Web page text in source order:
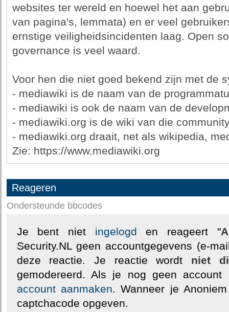
websites ter wereld en hoewel het aan
van pagina's, lemmata) en er veel
ernstige veiligheidsincidenten laag. Open
governance is veel waard.
Voor hen die niet goed bekend zijn met de
- mediawiki is de naam van de
- mediawiki is ook de naam van de
- mediawiki.org is de wiki van die
- mediawiki.org draait, net als wikipedia,
Zie: https://www.mediawiki.org
Reageren
Ondersteunde bbcodes
Je bent niet ingelogd en reageert "
Security.NL geen accountgegevens (e-
deze reactie. Je reactie wordt niet
gemodereerd. Als je nog geen
account aanmaken. Wanneer je
captchacode opgeven.